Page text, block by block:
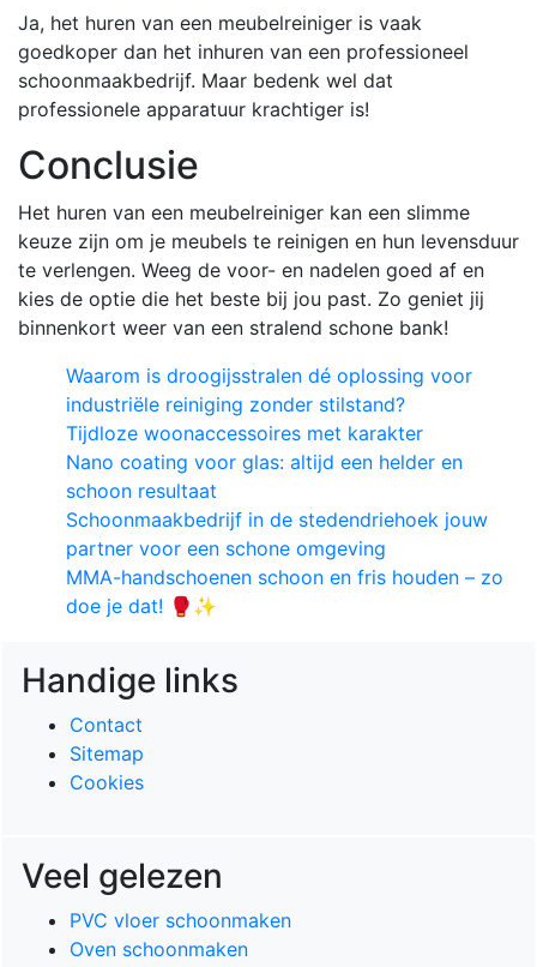
Ja, het huren van een meubelreiniger is vaak
goedkoper dan het inhuren van een professioneel
schoonmaakbedrijf. Maar bedenk wel dat
professionele apparatuur krachtiger is!
Conclusie
Het huren van een meubelreiniger kan een slimme
keuze zijn om je meubels te reinigen en hun levensduur
te verlengen. Weeg de voor- en nadelen goed af en
kies de optie die het beste bij jou past. Zo geniet jij
binnenkort weer van een stralend schone bank!
Waarom is droogijsstralen dé oplossing voor
industriële reiniging zonder stilstand?
Tijdloze woonaccessoires met karakter
Nano coating voor glas: altijd een helder en
schoon resultaat
Schoonmaakbedrijf in de stedendriehoek jouw
partner voor een schone omgeving
MMA-handschoenen schoon en fris houden – zo
doe je dat! 🥊✨
Handige links
Contact
Sitemap
Cookies
Veel gelezen
PVC vloer schoonmaken
Oven schoonmaken